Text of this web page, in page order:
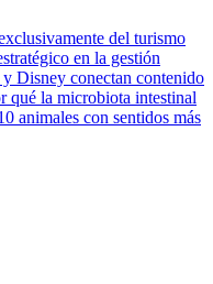
del turismo
en la gestión
Disney conectan contenido
qué la microbiota intestinal
animales con sentidos más